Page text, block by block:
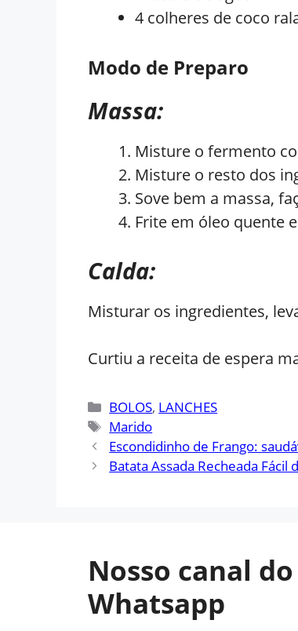
4 colheres de coco
Modo de Preparo
Massa:
Misture o fermento
Misture o resto dos
Sove bem a massa,
Frite em óleo quente
Calda:
Misturar os ingredientes,
Curtiu a receita de espera
Categorias
BOLOS, LANCHES
Tags
Marido
Escondidinho de Frango:
Batata Assada Recheada Fácil
Nosso canal do
Whatsapp